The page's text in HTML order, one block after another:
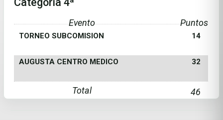
Evento Puntos
TORNEO SUBCOMISION 14
AUGUSTA CENTRO MEDICO 32
Total 46